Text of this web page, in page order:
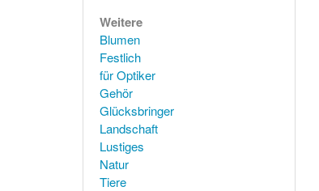
Weitere
Blumen
Festlich
für Optiker
Gehör
Glücksbringer
Landschaft
Lustiges
Natur
Tiere